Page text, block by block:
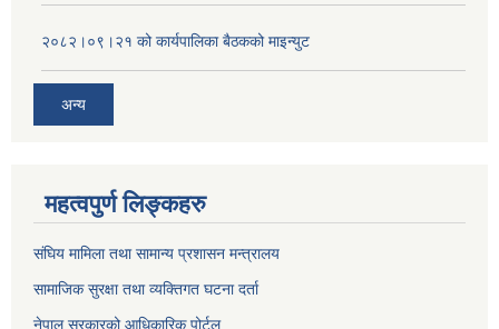
२०८२।०९।२१ को कार्यपालिका बैठकको माइन्युट
अन्य
महत्वपुर्ण लिङ्कहरु
संघिय मामिला तथा सामान्य प्रशासन मन्त्रालय
सामाजिक सुरक्षा तथा व्यक्तिगत घटना दर्ता
नेपाल सरकारको आधिकारिक पोर्टल